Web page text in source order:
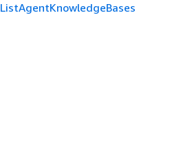
ListAgentKnowledgeBases